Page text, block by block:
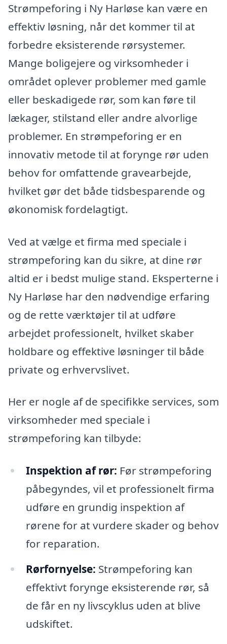
Strømpeforing i Ny Harløse kan være en
effektiv løsning, når det kommer til at
forbedre eksisterende rørsystemer.
Mange boligejere og virksomheder i
området oplever problemer med gamle
eller beskadigede rør, som kan føre til
lækager, stilstand eller andre alvorlige
problemer. En strømpeforing er en
innovativ metode til at forynge rør uden
behov for omfattende gravearbejde,
hvilket gør det både tidsbesparende og
økonomisk fordelagtigt.
Ved at vælge et firma med speciale i
strømpeforing kan du sikre, at dine rør
altid er i bedst mulige stand. Eksperterne i
Ny Harløse har den nødvendige erfaring
og de rette værktøjer til at udføre
arbejdet professionelt, hvilket skaber
holdbare og effektive løsninger til både
private og erhvervslivet.
Her er nogle af de specifikke services, som
virksomheder med speciale i
strømpeforing kan tilbyde:
Inspektion af rør: Før strømpeforing
påbegyndes, vil et professionelt firma
udføre en grundig inspektion af
rørene for at vurdere skader og behov
for reparation.
Rørfornyelse: Strømpeforing kan
effektivt forynge eksisterende rør, så
de får en ny livscyklus uden at blive
udskiftet.